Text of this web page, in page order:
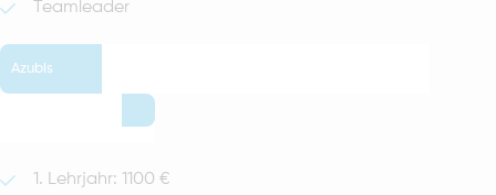
Teamleader
Azubis
1. Lehrjahr: 1100 €